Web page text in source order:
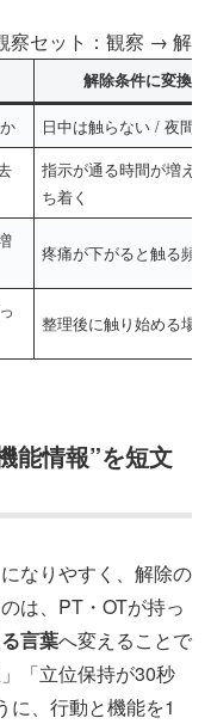
察セット：観察 → 解
解除条件に変換す
日中は触らない / 夜間
指示が通る時間が増え
ち着く
疼痛が下がると触る頻
整理後に触り始める場
能情報”を短文
なりやすく、解除の
は、PT・OTが持っ
言葉へ変えることで
「立位保持が30秒
に、行動と機能を1